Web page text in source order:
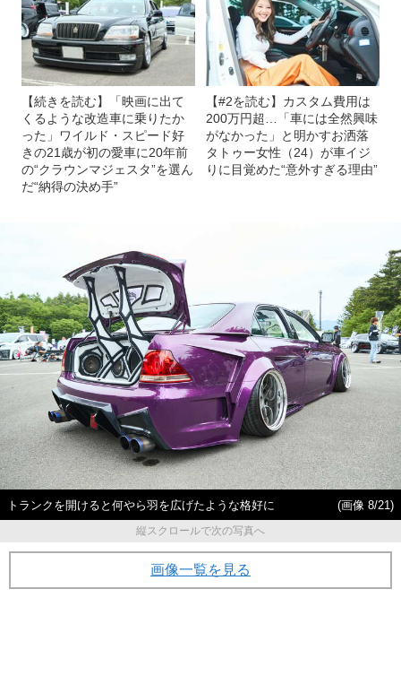
【続きを読む】「映画に出て
くるような改造車に乗りたか
った」ワイルド・スピード好
きの21歳が初の愛車に20年前
の“クラウンマジェスタ”を選ん
だ“納得の決め手”
【#2を読む】カスタム費用は
200万円超…「車には全然興味
がなかった」と明かすお洒落
タトゥー女性（24）が車イジ
りに目覚めた“意外すぎる理由”
トランクを開けると何やら羽を広げたような格好に
(画像 8/21)
縦スクロールで次の写真へ
画像一覧を見る